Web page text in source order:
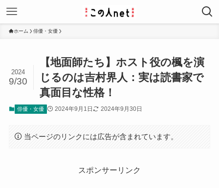
ホーム 俳優・女優
【地面師たち】ホスト役の楓を演
じるのは吉村界人：実は読書家で
真面目な性格！
2024
9/30
俳優・女優 2024年9月1日 2024年9月30日
当ページのリンクには広告が含まれています。
スポンサーリンク